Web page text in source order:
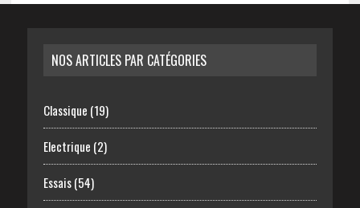
NOS ARTICLES PAR CATÉGORIES
Classique (19)
Electrique (2)
Essais(54)